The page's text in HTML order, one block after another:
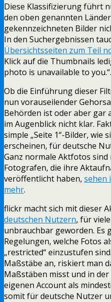
Diese Klassifizierung führt
den oben genannten
gekennzeichneten Bilder
In den Suchergebnissen
Übersichtsseiten zum Teil
Klick auf die Thumbnails
photo is unavailable to you.“.
Ob die Einführung dieser
nun vorauseilender
Behörden ist oder aber gar
im Augenblick nicht klar.
simple „Seite 1“-Bilder, wie
erscheinen, für deutsche
Ganz normale Aktfotos
Fotografen, die ihre
veröffentlicht haben, sehen
mehr.
flickr macht sich mit dieser
deutschen Nutzern, für
unbrauchbar geworden. Es
Regelungen, welche Fotos
„restricted“ einzustufen
Maßstäbe an, riskiert man
Maßstäben misst und in
eigenen Account als
somit für deutsche Nutzer